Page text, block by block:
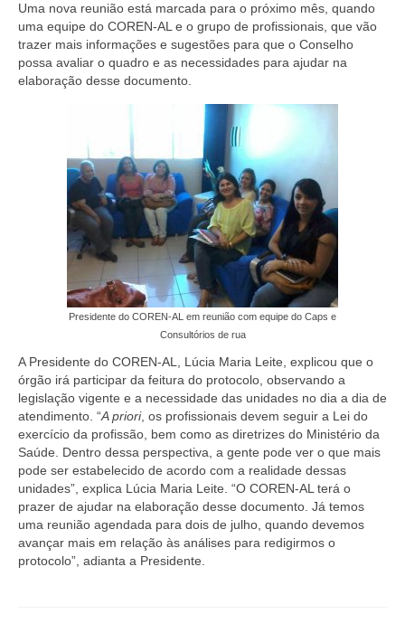
Eleições 2023
Eleições Anteriores
Agenda do presidente
Eleições
Fiscalização
Responsabilidade Técnica
Legislações
Decisões
Resoluções
Desagravo Público
Processos Éticos
Censura Pública
Suspensão do Exercício Profissional
Para Você
Uma nova reunião está marcada para o próximo mês, quando
uma equipe do COREN-AL e o grupo de profissionais, que vão
trazer mais informações e sugestões para que o Conselho
possa avaliar o quadro e as necessidades para ajudar na
elaboração desse documento.
Presidente do COREN-AL em reunião com equipe do Caps e
Consultórios de rua
A Presidente do COREN-AL, Lúcia Maria Leite, explicou que o
órgão irá participar da feitura do protocolo, observando a
legislação vigente e a necessidade das unidades no dia a dia de
atendimento. “A priori, os profissionais devem seguir a Lei do
exercício da profissão, bem como as diretrizes do Ministério da
Saúde. Dentro dessa perspectiva, a gente pode ver o que mais
pode ser estabelecido de acordo com a realidade dessas
unidades”, explica Lúcia Maria Leite. “O COREN-AL terá o
prazer de ajudar na elaboração desse documento. Já temos
uma reunião agendada para dois de julho, quando devemos
avançar mais em relação às análises para redigirmos o
protocolo”, adianta a Presidente.